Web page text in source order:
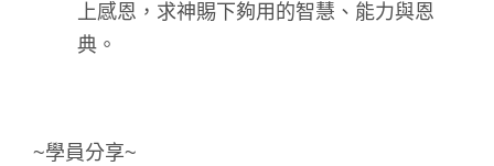
上感恩，求神賜下夠用的智慧、能力與恩
典。
~學員分享~